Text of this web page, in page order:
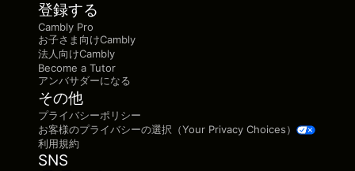
登録する
Cambly Pro
お子さま向けCambly
法人向けCambly
Become a Tutor
アンバサダーになる
その他
プライバシーポリシー
お客様のプライバシーの選択（Your Privacy Choices）
利用規約
SNS